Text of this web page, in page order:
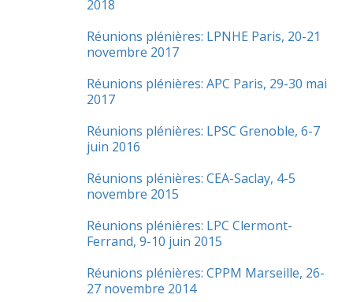
2018
Réunions plénières: LPNHE Paris, 20-21
novembre 2017
Réunions plénières: APC Paris, 29-30 mai
2017
Réunions plénières: LPSC Grenoble, 6-7
juin 2016
Réunions plénières: CEA-Saclay, 4-5
novembre 2015
Réunions plénières: LPC Clermont-
Ferrand, 9-10 juin 2015
Réunions plénières: CPPM Marseille, 26-
27 novembre 2014